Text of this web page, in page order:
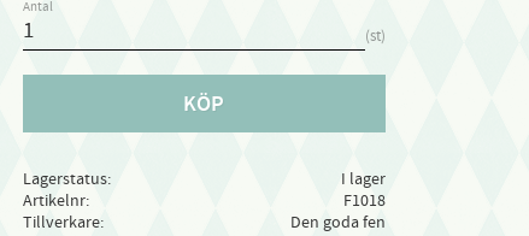
Antal
st
KÖP
Lagerstatus
I lager
Artikelnr
F1018
Tillverkare
Den goda fen